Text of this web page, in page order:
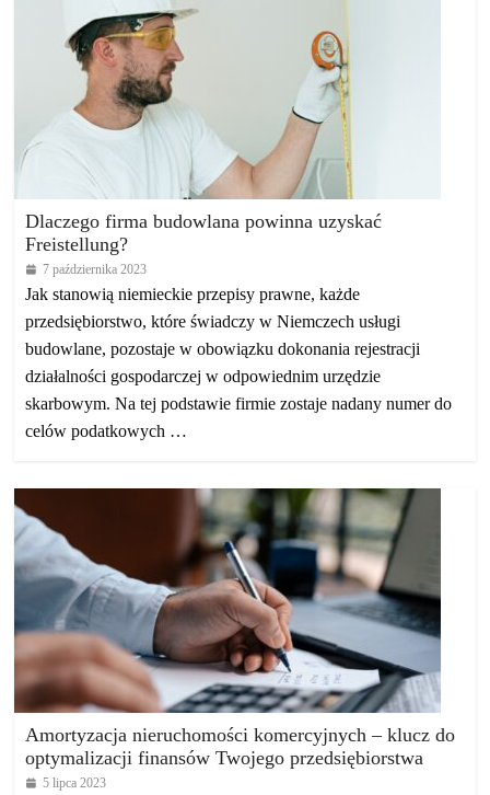
Dlaczego firma budowlana powinna uzyskać
Freistellung?
7 października 2023
Jak stanowią niemieckie przepisy prawne, każde
przedsiębiorstwo, które świadczy w Niemczech usługi
budowlane, pozostaje w obowiązku dokonania rejestracji
działalności gospodarczej w odpowiednim urzędzie
skarbowym. Na tej podstawie firmie zostaje nadany numer do
celów podatkowych …
Amortyzacja nieruchomości komercyjnych – klucz do
optymalizacji finansów Twojego przedsiębiorstwa
5 lipca 2023